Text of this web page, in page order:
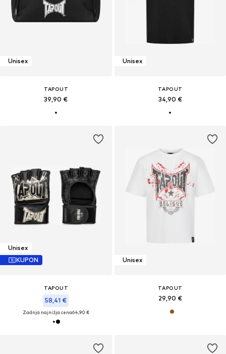
Unisex
TAPOUT
39,90 €
Unisex
TAPOUT
34,90 €
Unisex
KUPON
TAPOUT
58,41 €
Zadnja najnižja cena64,90 €
Unisex
TAPOUT
29,90 €